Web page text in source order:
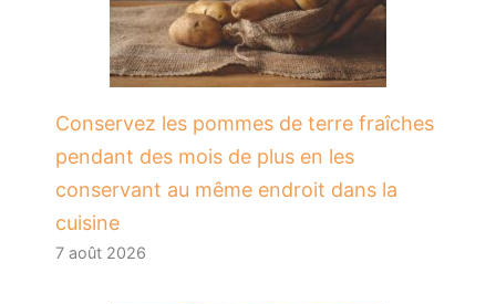
Conservez les pommes de terre fraîches
pendant des mois de plus en les
conservant au même endroit dans la
cuisine
7 août 2026